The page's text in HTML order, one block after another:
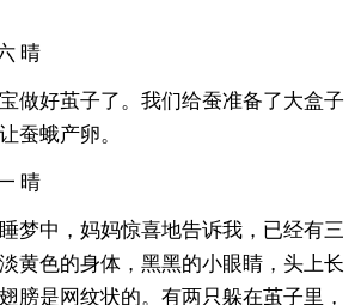
晴
好茧子了。我们给蚕准备了大盒子
蚕蛾产卵。
晴
中，妈妈惊喜地告诉我，已经有三
黄色的身体，黑黑的小眼睛，头上长
膀是网纹状的。有两只躲在茧子里，